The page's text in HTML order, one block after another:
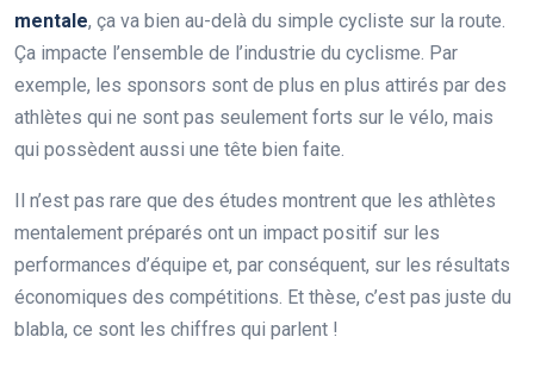
mentale, ça va bien au-delà du simple cycliste sur la route.
Ça impacte l’ensemble de l’industrie du cyclisme. Par
exemple, les sponsors sont de plus en plus attirés par des
athlètes qui ne sont pas seulement forts sur le vélo, mais
qui possèdent aussi une tête bien faite.
Il n’est pas rare que des études montrent que les athlètes
mentalement préparés ont un impact positif sur les
performances d’équipe et, par conséquent, sur les résultats
économiques des compétitions. Et thèse, c’est pas juste du
blabla, ce sont les chiffres qui parlent !